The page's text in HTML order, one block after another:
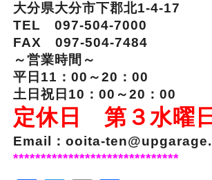
大分県大分市下郡北1-4-17
TEL 097-504-7000
FAX 097-504-7484
～営業時間～
平日11：00～20：00
土日祝日10：00～20：00
定休日 第３水曜日
Email：ooita-
******************************